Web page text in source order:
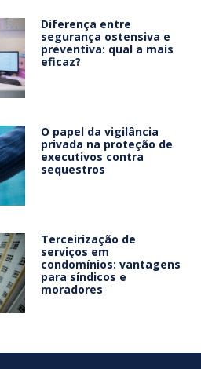
Diferença entre
segurança ostensiva e
preventiva: qual a mais
eficaz?
O papel da vigilância
privada na proteção de
executivos contra
sequestros
Terceirização de
serviços em
condomínios: vantagens
para síndicos e
moradores